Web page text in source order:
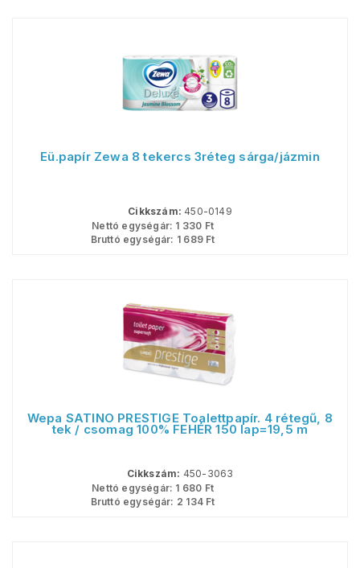
Eü.papír Zewa 8 tekercs 3réteg sárga/jázmin
Cikkszám: 450-0149
Nettó egységár: 1 330 Ft
Bruttó egységár: 1 689Ft
Wepa SATINO PRESTIGE Toalettpapír. 4 rétegű, 8
tek / csomag 100% FEHÉR 150 lap=19,5 m
Cikkszám: 450-3063
Nettó egységár: 1 680 Ft
Bruttó egységár: 2 134Ft